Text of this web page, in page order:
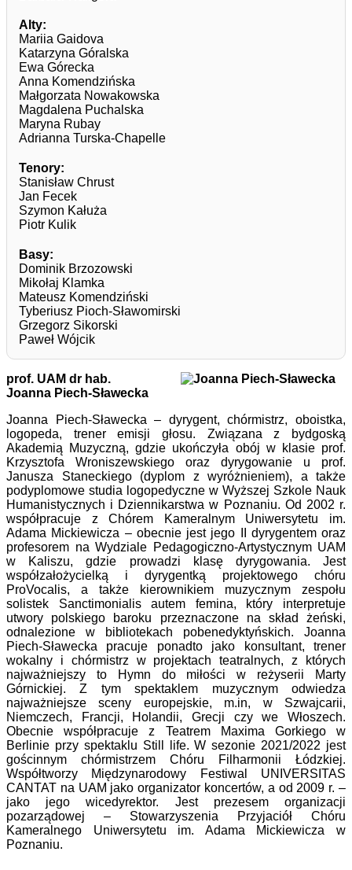
Alty:
Mariia Gaidova
Katarzyna Góralska
Ewa Górecka
Anna Komendzińska
Małgorzata Nowakowska
Magdalena Puchalska
Maryna Rubay
Adrianna Turska-Chapelle
Tenory:
Stanisław Chrust
Jan Fecek
Szymon Kałuża
Piotr Kulik
Basy:
Dominik Brzozowski
Mikołaj Klamka
Mateusz Komendziński
Tyberiusz Pioch-Sławomirski
Grzegorz Sikorski
Paweł Wójcik
prof. UAM dr hab.
Joanna Piech-Sławecka
Joanna Piech-Sławecka – dyrygent, chórmistrz, oboistka,
logopeda, trener emisji głosu. Związana z bydgoską
Akademią Muzyczną, gdzie ukończyła obój w klasie prof.
Krzysztofa Wroniszewskiego oraz dyrygowanie u prof.
Janusza Staneckiego (dyplom z wyróżnieniem), a także
podyplomowe studia logopedyczne w Wyższej Szkole Nauk
Humanistycznych i Dziennikarstwa w Poznaniu. Od 2002 r.
współpracuje z Chórem Kameralnym Uniwersytetu im.
Adama Mickiewicza – obecnie jest jego II dyrygentem oraz
profesorem na Wydziale Pedagogiczno-Artystycznym UAM
w Kaliszu, gdzie prowadzi klasę dyrygowania. Jest
współzałożycielką i dyrygentką projektowego chóru
ProVocalis, a także kierownikiem muzycznym zespołu
solistek Sanctimonialis autem femina, który interpretuje
utwory polskiego baroku przeznaczone na skład żeński,
odnalezione w bibliotekach pobenedyktyńskich. Joanna
Piech-Sławecka pracuje ponadto jako konsultant, trener
wokalny i chórmistrz w projektach teatralnych, z których
najważniejszy to Hymn do miłości w reżyserii Marty
Górnickiej. Z tym spektaklem muzycznym odwiedza
najważniejsze sceny europejskie, m.in, w Szwajcarii,
Niemczech, Francji, Holandii, Grecji czy we Włoszech.
Obecnie współpracuje z Teatrem Maxima Gorkiego w
Berlinie przy spektaklu Still life. W sezonie 2021/2022 jest
gościnnym chórmistrzem Chóru Filharmonii Łódzkiej.
Współtworzy Międzynarodowy Festiwal UNIVERSITAS
CANTAT na UAM jako organizator koncertów, a od 2009 r. –
jako jego wicedyrektor. Jest prezesem organizacji
pozarządowej – Stowarzyszenia Przyjaciół Chóru
Kameralnego Uniwersytetu im. Adama Mickiewicza w
Poznaniu.